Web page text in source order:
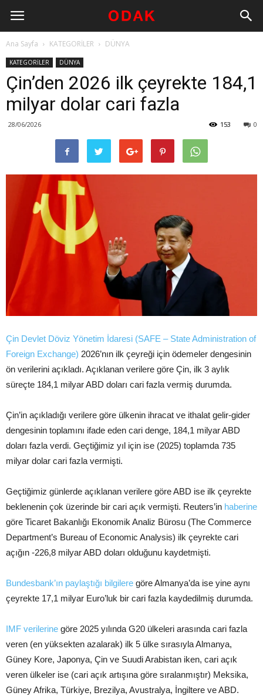
Ana Sayfa KATEGORİLER DÜNYA
KATEGORİLER DÜNYA
Çin’den 2026 ilk çeyrekte 184,1
milyar dolar cari fazla
28/06/2026 0
153
Çin Devlet Döviz Yönetim İdaresi (SAFE – State Administration of
Foreign Exchange) 2026’nın ilk çeyreği için ödemeler dengesinin
ön verilerini açıkladı. Açıklanan verilere göre Çin, ilk 3 aylık
süreçte 184,1 milyar ABD doları cari fazla vermiş durumda.
Çin’in açıkladığı verilere göre ülkenin ihracat ve ithalat gelir-gider
dengesinin toplamını ifade eden cari denge, 184,1 milyar ABD
doları fazla verdi. Geçtiğimiz yıl için ise (2025) toplamda 735
milyar dolar cari fazla vermişti.
Geçtiğimiz günlerde açıklanan verilere göre ABD ise ilk çeyrekte
beklenenin çok üzerinde bir cari açık vermişti. Reuters’in haberine
göre Ticaret Bakanlığı Ekonomik Analiz Bürosu (The Commerce
Department’s Bureau of Economic Analysis) ilk çeyrekte cari
açığın -226,8 milyar ABD doları olduğunu kaydetmişti.
Bundesbank’ın paylaştığı bilgilere göre Almanya’da ise yine aynı
çeyrekte 17,1 milyar Euro’luk bir cari fazla kaydedilmiş durumda.
IMF verilerine göre 2025 yılında G20 ülkeleri arasında cari fazla
veren (en yüksekten azalarak) ilk 5 ülke sırasıyla Almanya,
Güney Kore, Japonya, Çin ve Suudi Arabistan iken, cari açık
veren ülkeler ise (cari açık artışına göre sıralanmıştır) Meksika,
Güney Afrika, Türkiye, Brezilya, Avustralya, İngiltere ve ABD.